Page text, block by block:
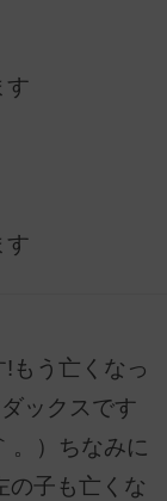
す
す
もう亡くなっ
ックスです
）ちなみに
の子も亡くな